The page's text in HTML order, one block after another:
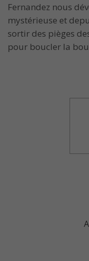
Fernandez nous
mystérieuse et
sortir des pièges
pour boucler la